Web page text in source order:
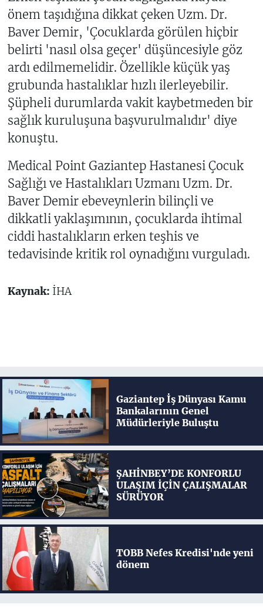
önem taşıdığına dikkat çeken Uzm. Dr.
Baver Demir, 'Çocuklarda görülen hiçbir
belirti 'nasıl olsa geçer' düşüncesiyle göz
ardı edilmemelidir. Özellikle küçük yaş
grubunda hastalıklar hızlı ilerleyebilir.
Şüpheli durumlarda vakit kaybetmeden bir
sağlık kuruluşuna başvurulmalıdır' diye
konuştu.
Medical Point Gaziantep Hastanesi Çocuk
Sağlığı ve Hastalıkları Uzmanı Uzm. Dr.
Baver Demir ebeveynlerin bilinçli ve
dikkatli yaklaşımının, çocuklarda ihtimal
ciddi hastalıkların erken teşhis ve
tedavisinde kritik rol oynadığını vurguladı.
Kaynak: İHA
Gaziantep İş Dünyası Kamu
Bankalarının Genel
Müdürleriyle Buluştu
ŞAHİNBEY’DE KONFORLU
ULAŞIM İÇİN ÇALIŞMALAR
SÜRÜYOR
TOBB Nefes Kredisi'nde yeni
dönem